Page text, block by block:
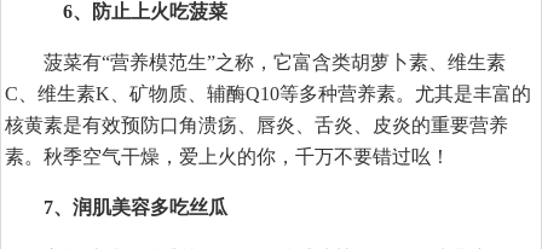
6、防止上火吃菠菜
菠菜有“营养模范生”之称，它富含类胡萝卜素、维生素
C、维生素K、矿物质、辅酶Q10等多种营养素。尤其是丰富的
核黄素是有效预防口角溃疡、唇炎、舌炎、皮炎的重要营养
素。秋季空气干燥，爱上火的你，千万不要错过吆！
7、润肌美容多吃丝瓜